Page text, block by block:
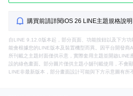
購買前請詳閱iOS 26 LINE主題規格說明
自LINE 9.12.0版本起，部分頁面、功能按鈕以及下方
能會根據您的LINE版本及裝置機型而異。因平台開發
所刊載之主題封面僅供示意，實際套用主題並開啟LINE
設的綠色畫面。部分圖片僅供主題小舖刊載使用，不會
LINE非最新版本，部分畫面設計可能與下方示意圖有所